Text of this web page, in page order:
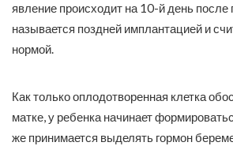
явление происходит на 10-й день после
называется поздней имплантацией и
нормой.
Как только оплодотворенная клетка
матке, у ребенка начинает
же принимается выделять гормон